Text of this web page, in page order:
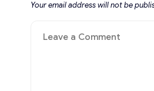
Your email address will not be